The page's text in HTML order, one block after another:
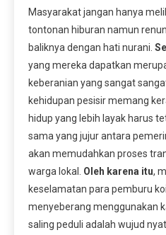
Masyarakat jangan hanya
tontonan hiburan namun
baliknya dengan hati nurani.
yang mereka dapatkan
keberanian yang sangat
kehidupan pesisir memang
hidup yang lebih layak harus
sama yang jujur antara
akan memudahkan proses
warga lokal. Oleh karena itu,
keselamatan para pemburu
menyeberang menggunakan
saling peduli adalah wujud